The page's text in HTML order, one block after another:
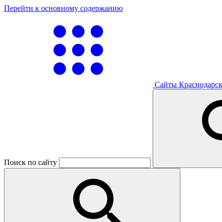
Перейти к основному содержанию
Сайты
Поиск по сайту